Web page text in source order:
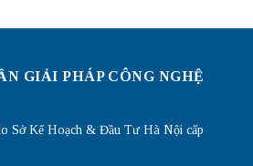
GIẢI PHÁP CÔNG NGHỆ
Sở Kế Hoạch & Đầu Tư Hà Nội cấp